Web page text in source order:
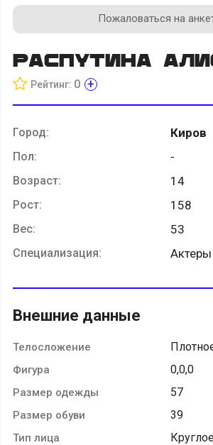
Пожаловаться на
Распутина
Рейтинг: 0 +
Город: Киров
Пол: -
Возраст: 14
Рост: 158
Вес: 53
Специализация: Актеры
Внешние данные
Телосложение
Фигура 0,0,0
Размер одежды 57
Размер обуви 39
Тип лица